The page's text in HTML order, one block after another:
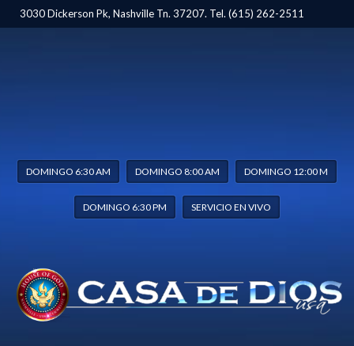
3030 Dickerson Pk, Nashville Tn. 37207. Tel. (615) 262-2511
DOMINGO 6:30 AM DOMINGO 8:00 AM DOMINGO 12:00 M
DOMINGO 6:30 PM SERVICIO EN VIVO